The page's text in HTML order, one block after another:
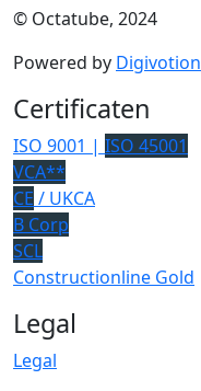
© Octatube, 2024
Powered by Digivotion
Certificaten
ISO 9001 | ISO 45001
VCA**
CE / UKCA
B Corp
SCL
Constructionline Gold
Legal
Legal